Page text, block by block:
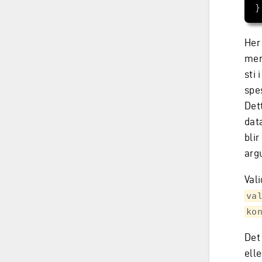
sti
blir